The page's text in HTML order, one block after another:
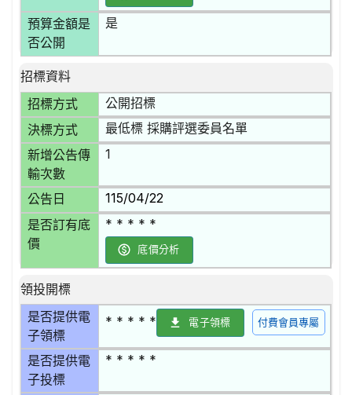
預算金額是
否公開
是
招標資料
招標方式
公開招標
決標方式 最低標 採購評選委員名單
新增公告傳
輸次數
1
公告日 115/04/22
是否訂有底
價
* * * * *
底價分析
領投開標
是否提供電
子領標
* * * * * 電子領標 付費會員專屬
是否提供電
子投標
* * * * *